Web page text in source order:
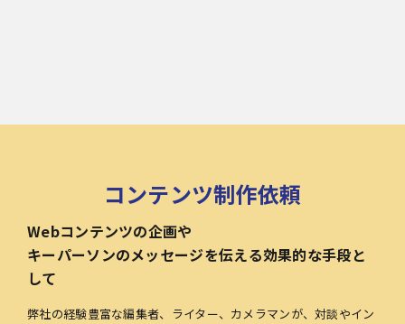
コンテンツ制作依頼
Webコンテンツの企画や
キーパーソンのメッセージを伝える効果的な手段と
して
弊社の経験豊富な編集者、ライター、カメラマンが、対談やイン